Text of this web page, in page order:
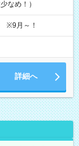
なめ！）
※9月～！
詳細へ